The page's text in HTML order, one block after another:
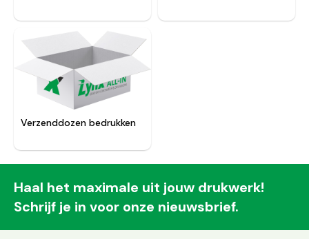
Verzenddozen bedrukken
Haal het maximale uit jouw drukwerk!
Schrijf je in voor onze nieuwsbrief.